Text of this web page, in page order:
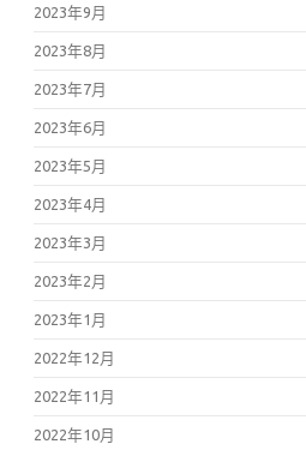
2023年9月
2023年8月
2023年7月
2023年6月
2023年5月
2023年4月
2023年3月
2023年2月
2023年1月
2022年12月
2022年11月
2022年10月